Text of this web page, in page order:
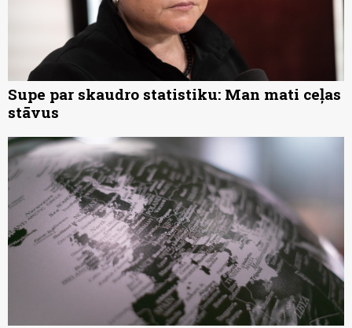
Supe par skaudro statistiku: Man mati ceļas
stāvus